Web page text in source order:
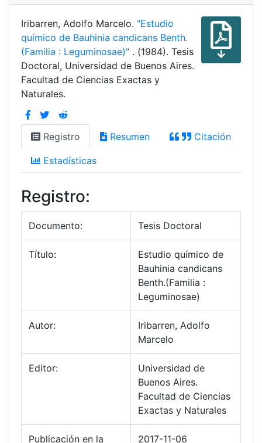
Iribarren, Adolfo Marcelo. "Estudio
químico de Bauhinia candicans Benth.
(Familia : Leguminosae)" . (1984). Tesis
Doctoral, Universidad de Buenos Aires.
Facultad de Ciencias Exactas y
Naturales.
Registro Resumen Citación
Estadísticas
Registro:
Documento: Tesis Doctoral
Título:
Estudio químico de
Bauhinia candicans
Benth.(Familia :
Leguminosae)
Autor:
Iribarren, Adolfo
Marcelo
Editor:
Universidad de
Buenos Aires.
Facultad de Ciencias
Exactas y Naturales
Publicación en la
2017-11-06